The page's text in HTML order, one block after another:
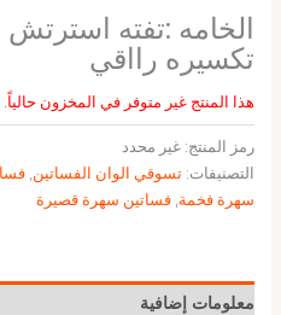
الخامه :تفته
تكسيره رااقي
هذا المنتج غير متوفر في المخزون حالياً.
رمز المنتج: غير محدد
التصنيفات: تسوقي الوان الفساتين
سهرة فخمة فساتين سهرة قصيرة
معلومات إضافية